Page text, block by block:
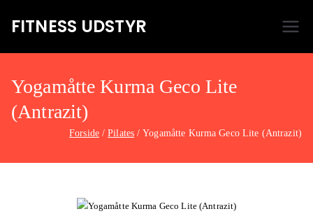
FITNESS UDSTYR
Yogamåtte Kurma Geco Lite
(Antrazit)
Forside Pilates Yogamåtte Kurma Geco Lite (Antrazit)